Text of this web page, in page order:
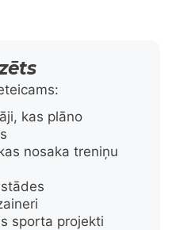
kas plāno
nosaka treniņu
sporta projekti